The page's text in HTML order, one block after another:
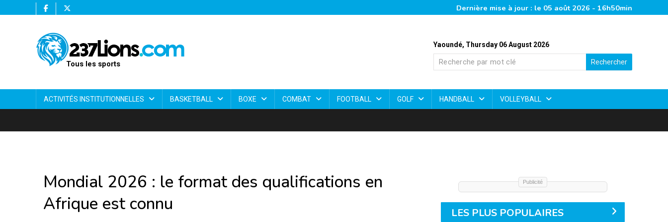
Dernière mise à jour : le 05 août 2026 - 16h50min
Yaoundé, Thursday 06 August 2026
Rechercher
Tous les sports
ACTIVITÉS INSTITUTIONNELLES BASKETBALL BOXE COMBAT FOOTBALL GOLF HANDBALL VOLLEYBALL
Mondial 2026 : le format des qualifications en
Afrique est connu
Publicité
LES PLUS POPULAIRES